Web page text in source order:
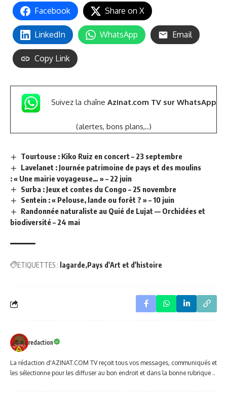
Facebook Share on X
LinkedIn WhatsApp Email
Copy Link
Suivez la chaîne Azinat.com TV sur WhatsApp
(alertes, bons plans,..)
Tourtouse : Kiko Ruiz en concert – 23 septembre
Lavelanet : Journée patrimoine de pays et des moulins
: « Une mairie voyageuse… » – 22 juin
Surba : Jeux et contes du Congo – 25 novembre
Sentein : « Pelouse, lande ou forêt ? » – 10 juin
Randonnée naturaliste au Quié de Lujat — Orchidées et
biodiversité – 24 mai
ETIQUETTES : lagarde Pays d'Art et d'histoire
redaction
La rédaction d'AZINAT.COM TV reçoit tous vos messages, communiqués et
les sélectionne pour les diffuser au bon endroit et dans la bonne rubrique ..